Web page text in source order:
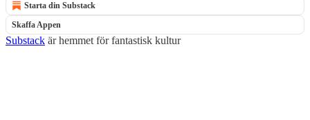
Starta din Substack
Skaffa Appen
Substack är hemmet för fantastisk kultur